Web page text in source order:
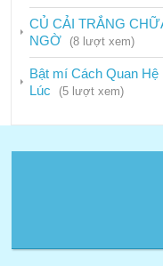
CỦ CẢI TRẮNG
NGỜ
(8 lượt xem)
Bật mí Cách Quan Hệ
Lúc
(5 lượt xem)
Trung tâm